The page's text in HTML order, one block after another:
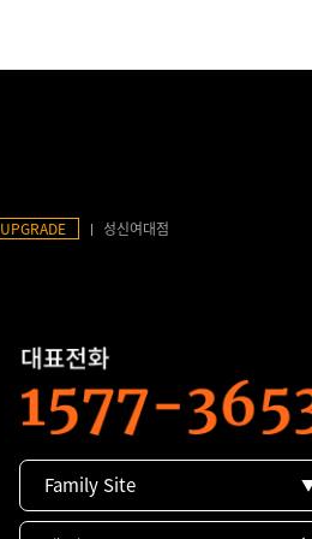
UPGRADE 성신여대점
Family Site